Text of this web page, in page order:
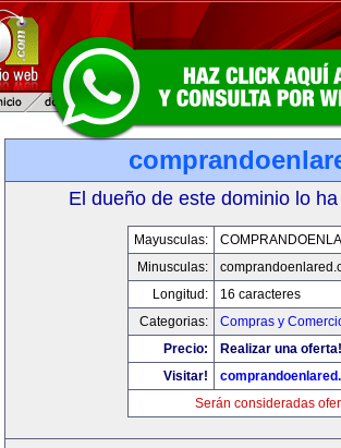
El dueño de este dominio lo
Mayusculas:
Minusculas:
Longitud:
16 caracteres
Categorias:
Compras y
Precio:
Realizar una oferta!
Visitar!
Serán consideradas